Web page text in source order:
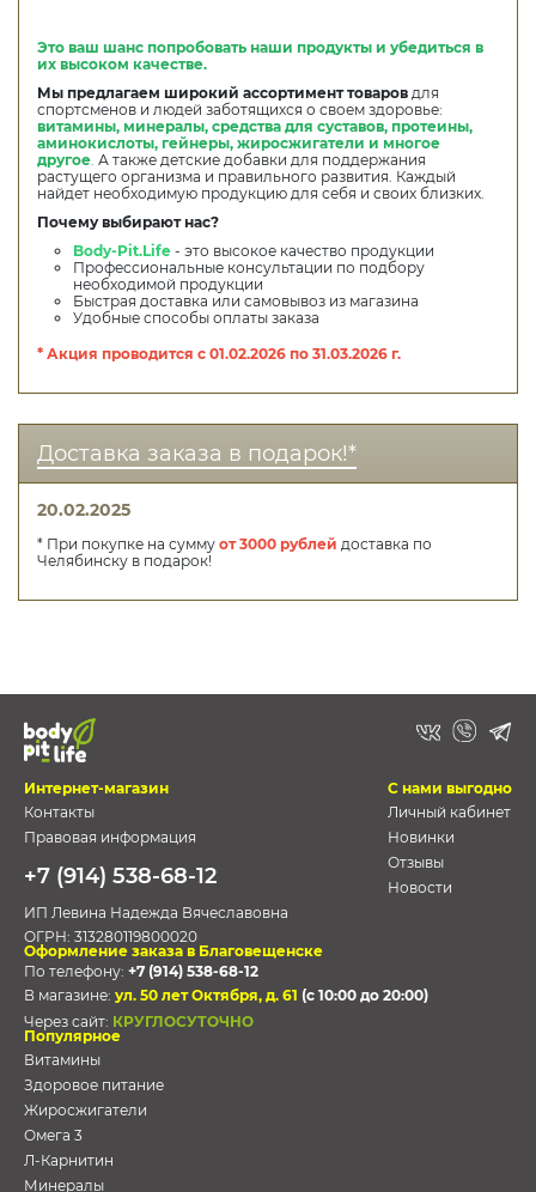
Это ваш шанс попробовать наши продукты и убедиться в
их высоком качестве.
Мы предлагаем широкий ассортимент товаров для
спортсменов и людей заботящихся о своем здоровье:
витамины, минералы, средства для суставов, протеины,
аминокислоты, гейнеры, жиросжигатели и многое
другое А также детские добавки для поддержания
растущего организма и правильного развития. Каждый
найдет необходимую продукцию для себя и своих близких.
Почему выбирают нас?
Body-Pit.Life - это высокое качество продукции
Профессиональные консультации по подбору
необходимой продукции
Быстрая доставка или самовывоз из магазина
Удобные способы оплаты заказа
* Акция проводится с 01.02.2026 по 31.03.2026 г.
Доставка заказа в подарок!*
20.02.2025
* При покупке на сумму от 3000 рублей доставка по
Челябинску в подарок!
Интернет-магазин
Контакты
Правовая информация
+7 (914) 538-68-12
ИП Левина Надежда Вячеславовна
ОГРН: 313280119800020
С нами выгодно
Личный кабинет
Новинки
Отзывы
Новости
Оформление заказа в Благовещенске
По телефону: +7 (914) 538-68-12
В магазине: ул. 50 лет Октября, д. 61 (с 10:00 до 20:00)
Через сайт: КРУГЛОСУТОЧНО
Популярное
Витамины
Здоровое питание
Жиросжигатели
Омега 3
Л-Карнитин
Минералы